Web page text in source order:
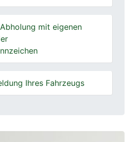
mit eigenen
Ihres Fahrzeugs